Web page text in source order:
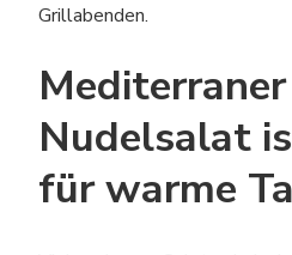
Grillabenden.
Mediterraner
Nudelsalat
für warme